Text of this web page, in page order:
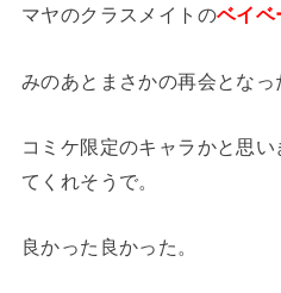
マヤのクラスメイトのベイベ
みのあとまさかの再会となっ
コミケ限定のキャラかと思
てくれそうで。
良かった良かった。